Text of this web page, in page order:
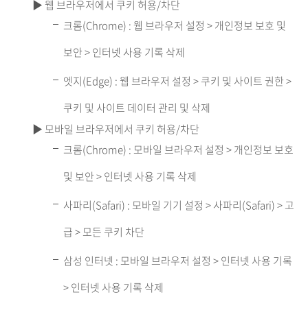
▶ 웹 브라우저에서 쿠키 허용/차단
크롬(Chrome) : 웹 브라우저 설정 > 개인정보 보호 및
보안 > 인터넷 사용 기록 삭제
엣지(Edge) : 웹 브라우저 설정 > 쿠키 및 사이트 권한 >
쿠키 및 사이트 데이터 관리 및 삭제
▶ 모바일 브라우저에서 쿠키 허용/차단
크롬(Chrome) : 모바일 브라우저 설정 > 개인정보 보호
및 보안 > 인터넷 사용 기록 삭제
사파리(Safari) : 모바일 기기 설정 > 사파리(Safari) > 고
급 > 모든 쿠키 차단
삼성 인터넷 : 모바일 브라우저 설정 > 인터넷 사용 기록
> 인터넷 사용 기록 삭제